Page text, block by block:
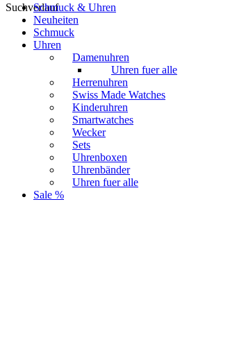
SuchverlaufSchmuck & Uhren
Neuheiten
Schmuck
Uhren
Damenuhren
Uhren fuer alle
Herrenuhren
Swiss Made Watches
Kinderuhren
Smartwatches
Wecker
Sets
Uhrenboxen
Uhrenbänder
Uhren fuer alle
Sale %